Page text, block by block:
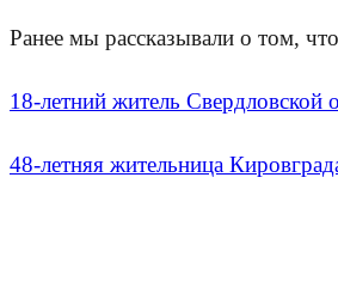
Ранее мы рассказывали о том, что
18-летний житель Свердловской
48-летняя жительница